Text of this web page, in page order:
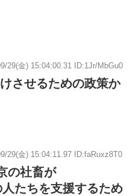
29(金) 15:04:00.31 ID:1Jr/MbGu0
させるための政策か
29(金) 15:04:11.97 ID:faRuxz8T0
の社畜が
たちを支援するため